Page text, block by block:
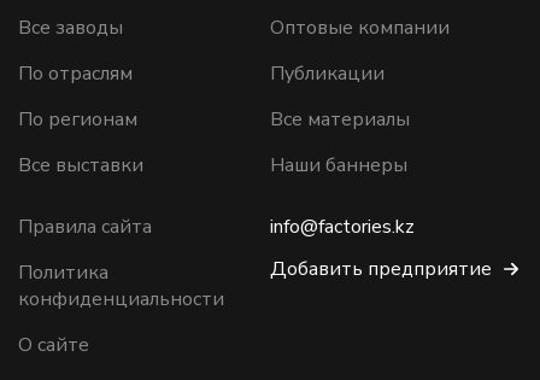
Все заводы
По отраслям
По регионам
Все выставки
Оптовые компании
Публикации
Все материалы
Наши баннеры
Правила сайта
Политика
конфиденциальности
О сайте
info@factories.kz
Добавить предприятие